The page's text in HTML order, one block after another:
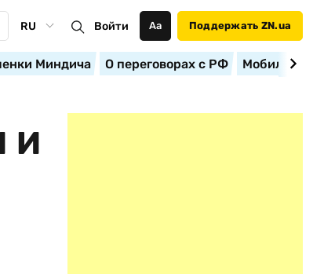
RU Войти Аа Поддержать ZN.ua
Миндича О переговорах с РФ
И